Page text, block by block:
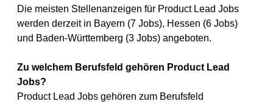
Die meisten Stellenanzeigen für Product Lead Jobs
werden derzeit in Bayern (7 Jobs), Hessen (6 Jobs)
und Baden-Württemberg (3 Jobs) angeboten.
Zu welchem Berufsfeld gehören Product Lead
Jobs?
Product Lead Jobs gehören zum Berufsfeld